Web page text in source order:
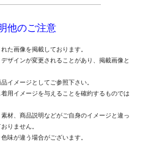
他のご注意
た画像を掲載しております。
ザインが変更されることがあり、掲載画像と
イメージとしてご参照下さい。
用イメージを与えることを確約するものでは
材、商品説明などがご自身のイメージと違っ
りません。
味が違う場合がございます。